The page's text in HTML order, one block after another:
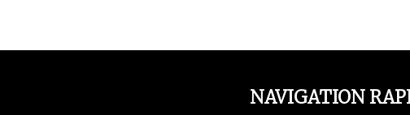
NAVIGATION